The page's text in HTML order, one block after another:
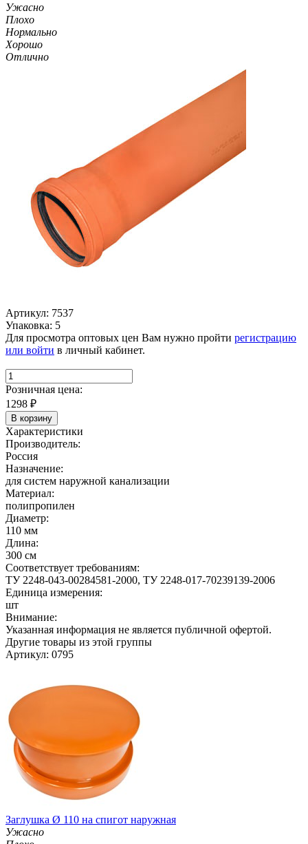
Ужасно
Плохо
Нормально
Хорошо
Отлично
Артикул: 7537
Упаковка: 5
Для просмотра оптовых цен Вам нужно пройти регистрацию
или войти в личный кабинет.
Розничная цена:
1298 ₽
В корзину
Характеристики
Производитель:
Россия
Назначение:
для систем наружной канализации
Материал:
полипропилен
Диаметр:
110 мм
Длина:
300 см
Соответствует требованиям:
ТУ 2248-043-00284581-2000, ТУ 2248-017-70239139-2006
Единица измерения:
шт
Внимание:
Указанная информация не является публичной офертой.
Другие товары из этой группы
Артикул: 0795
Заглушка Ø 110 на спигот наружная
Ужасно